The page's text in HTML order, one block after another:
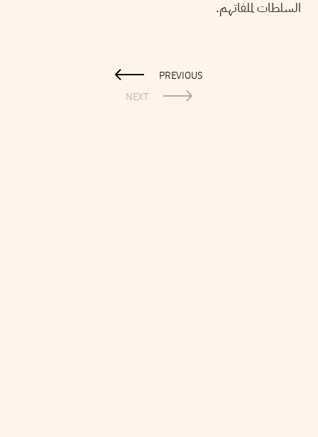
السلطات لملفاتهم.
PREVIOUS
NEXT